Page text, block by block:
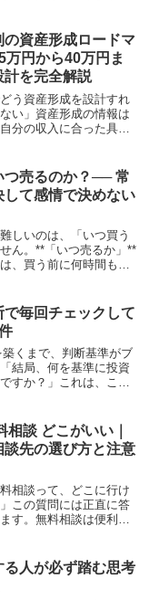
日本大震災・コロナシ
小様々な暴...
資産形成ロードマ
万円から40万円ま
計を完全解説
どう資産形成を設計すれ
い」資産形成の情報は
分の収入に合った具体
ます。生活費の確保・
積立...
つ売るのか？── 常
して感情で決めない
しいのは、「いつ買う
ん。**「いつ売るか」**
、買う前に何時間も調
ると売れない暴落でパ
、...
毎回チェックして
くまで、判断基準がブ
結局、何を基準に投資
すか？」これは、これ
う聞くと、「じゃあ何
るの...
相談 どこがいい｜
談先の選び方と注意
相談って、どこに行け
この質問には正直に答
す。無料相談は便利に
品を販売することで収
なってい...
る人が必ず踏む思考